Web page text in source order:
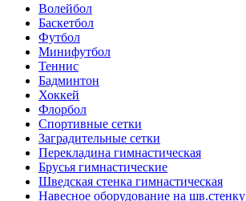
Волейбол
Баскетбол
Футбол
Минифутбол
Теннис
Бадминтон
Хоккей
Флорбол
Спортивные сетки
Заградительные сетки
Перекладина гимнастическая
Брусья гимнастические
Шведская стенка гимнастическая
Навесное оборудование на шв.стенку